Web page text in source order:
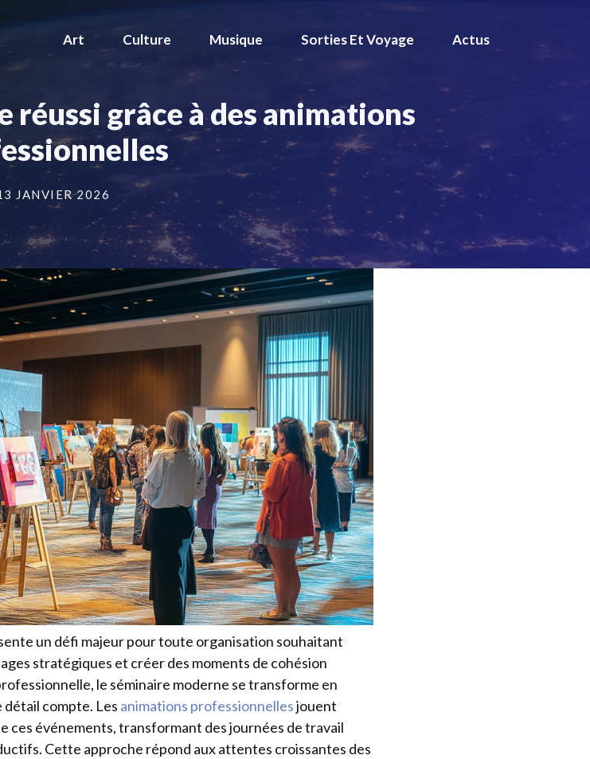
Art Culture Musique Sorties Et Voyage Actus
réussi grâce à des animations
JANVIER 2026
un défi majeur pour toute organisation souhaitant
stratégiques et créer des moments de cohésion
le séminaire moderne se transforme en
compte. Les animations professionnellesjouent
ces événements, transformant des journées de travail
Cette approche répond aux attentes croissantes des